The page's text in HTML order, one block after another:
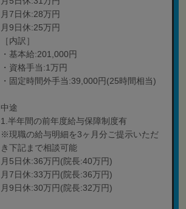
月7日休:28万円
月9日休:25万円
［内訳］
・基本給:201,000円
・資格手当:1万円
・固定時間外手当:39,000円(25時間相当)
中途
1.半年間の前年度給与保障制度有
※現職の給与明細を3ヶ月分ご提示いただ
き下記まで相談可能
月5日休:36万円(院長:40万円)
月7日休:33万円(院長:36万円)
月9日休:30万円(院長:32万円)